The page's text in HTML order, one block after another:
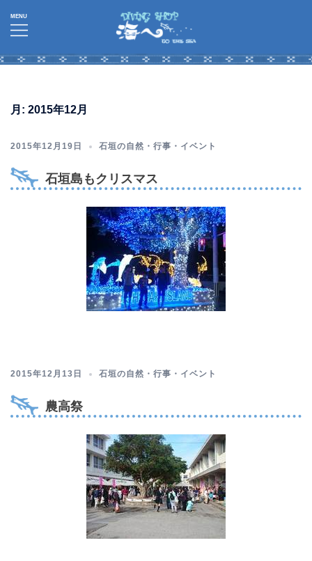
ン
月: 2015年12月
2015年12月19日 石垣の自然・行事・イベント
石垣島もクリスマス
2015年12月13日 石垣の自然・行事・イベント
農高祭